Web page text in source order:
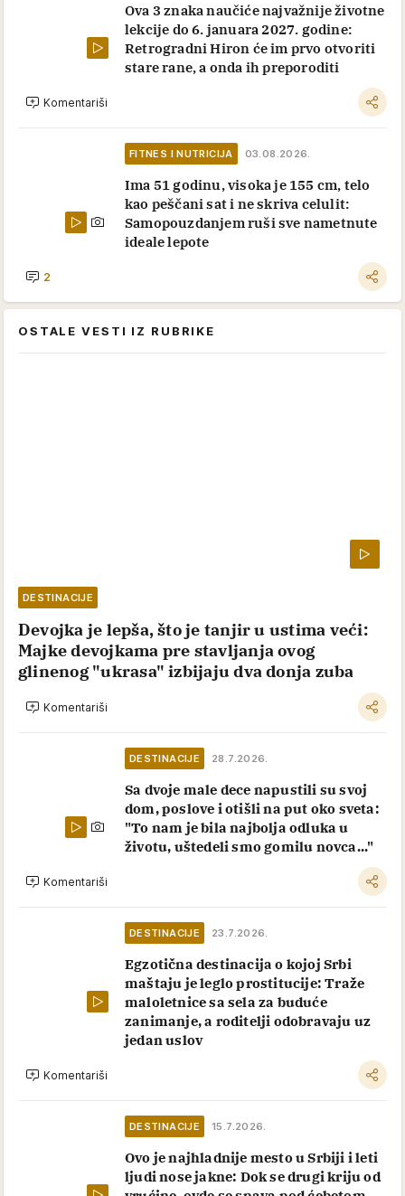
Ova 3 znaka naučiće najvažnije životne
lekcije do 6. januara 2027. godine:
Retrogradni Hiron će im prvo otvoriti
stare rane, a onda ih preporoditi
Komentariši
FITNES I NUTRICIJA 03.08.2026.
Ima 51 godinu, visoka je 155 cm, telo
kao peščani sat i ne skriva celulit:
Samopouzdanjem ruši sve nametnute
ideale lepote
2
OSTALE VESTI IZ RUBRIKE
DESTINACIJE
Devojka je lepša, što je tanjir u ustima veći:
Majke devojkama pre stavljanja ovog
glinenog "ukrasa" izbijaju dva donja zuba
Komentariši
DESTINACIJE 28.7.2026.
Sa dvoje male dece napustili su svoj
dom, poslove i otišli na put oko sveta:
"To nam je bila najbolja odluka u
životu, uštedeli smo gomilu novca..."
Komentariši
DESTINACIJE 23.7.2026.
Egzotična destinacija o kojoj Srbi
maštaju je leglo prostitucije: Traže
maloletnice sa sela za buduće
zanimanje, a roditelji odobravaju uz
jedan uslov
Komentariši
DESTINACIJE 15.7.2026.
Ovo je najhladnije mesto u Srbiji i leti
ljudi nose jakne: Dok se drugi kriju od